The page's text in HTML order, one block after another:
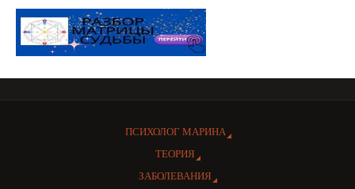
ПСИХОЛОГ МАРИНА
ТЕОРИЯ
ЗАБОЛЕВАНИЯ